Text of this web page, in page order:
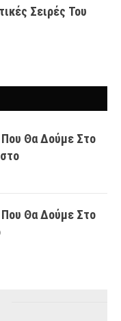
Σειρές Του
Που Θα Δούμε Στο
Που Θα Δούμε Στο